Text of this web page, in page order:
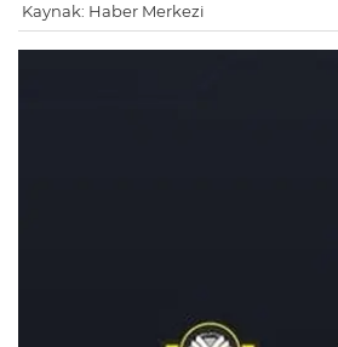
Kaynak: Haber Merkezi